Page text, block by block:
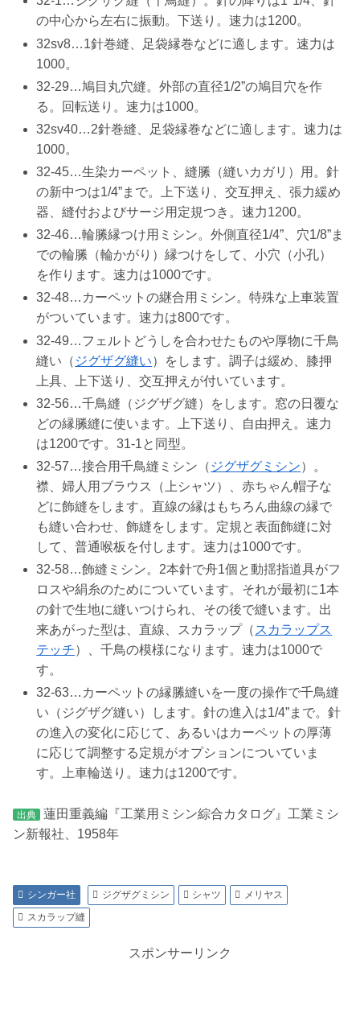
の中心から左右に振動。下送り。速力は1200。
32sv8…1針巻縫、足袋縁巻などに適します。速力は
1000。
32-29…鳩目丸穴縫。外部の直径1/2”の鳩目穴を作
る。回転送り。速力は1000。
32sv40…2針巻縫、足袋縁巻などに適します。速力は
1000。
32-45…生染カーペット、縫縢（縫いカガリ）用。針
の新中つは1/4”まで。上下送り、交互押え、張力緩め
器、縫付およびサージ用定規つき。速力1200。
32-46…輪縢縁つけ用ミシン。外側直径1/4”、穴1/8”ま
での輪縢（輪かがり）縁つけをして、小穴（小孔）
を作ります。速力は1000です。
32-48…カーペットの継合用ミシン。特殊な上車装置
がついています。速力は800です。
32-49…フェルトどうしを合わせたものや厚物に千鳥
縫い（ ジグザグ縫い）をします。調子は緩め、膝押
上具、上下送り、交互押えが付いています。
32-56…千鳥縫（ジグザグ縫）をします。窓の日覆な
どの縁縢縫に使います。上下送り、自由押え。速力
は1200です。31-1と同型。
32-57…接合用千鳥縫ミシン（ ジグザグミシン）。
襟、婦人用ブラウス（上シャツ）、赤ちゃん帽子な
どに飾縫をします。直線の縁はもちろん曲線の縁で
も縫い合わせ、飾縫をします。定規と表面飾縫に対
して、普通喉板を付します。速力は1000です。
32-58…飾縫ミシン。2本針で舟1個と動揺指道具がフ
ロスや絹糸のためについています。それが最初に1本
の針で生地に縫いつけられ、その後で縫います。出
来あがった型は、直線、スカラップ（ スカラップス
テッチ）、千鳥の模様になります。速力は1000で
す。
32-63…カーペットの縁縢縫いを一度の操作で千鳥縫
い（ジグザグ縫い）します。針の進入は1/4”まで。針
の進入の変化に応じて、あるいはカーペットの厚薄
に応じて調整する定規がオプションについていま
す。上車輪送り。速力は1200です。
出典
蓮田重義編『工業用ミシン綜合カタログ』工業ミシ
ン新報社、1958年
シンガー社 ジグザグミシン シャツ
メリヤス
スカラップ縫
スポンサーリンク